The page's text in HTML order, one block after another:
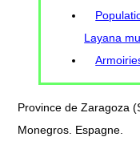
Layana
Province de Zaragoza
Monegros. Espagne.